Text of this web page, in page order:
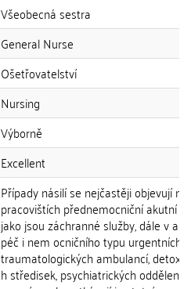
Všeobecná sestra
General Nurse
Ošetřovatelství
Nursing
Výborně
Excellent
Případy násilí se nejčastěji objevují na
pracovištích přednemocniční akutní
jako jsou záchranné služby, dále v
péč i nem ocničního typu urgentních
traumatologických ambulancí,
h středisek, psychiatrických